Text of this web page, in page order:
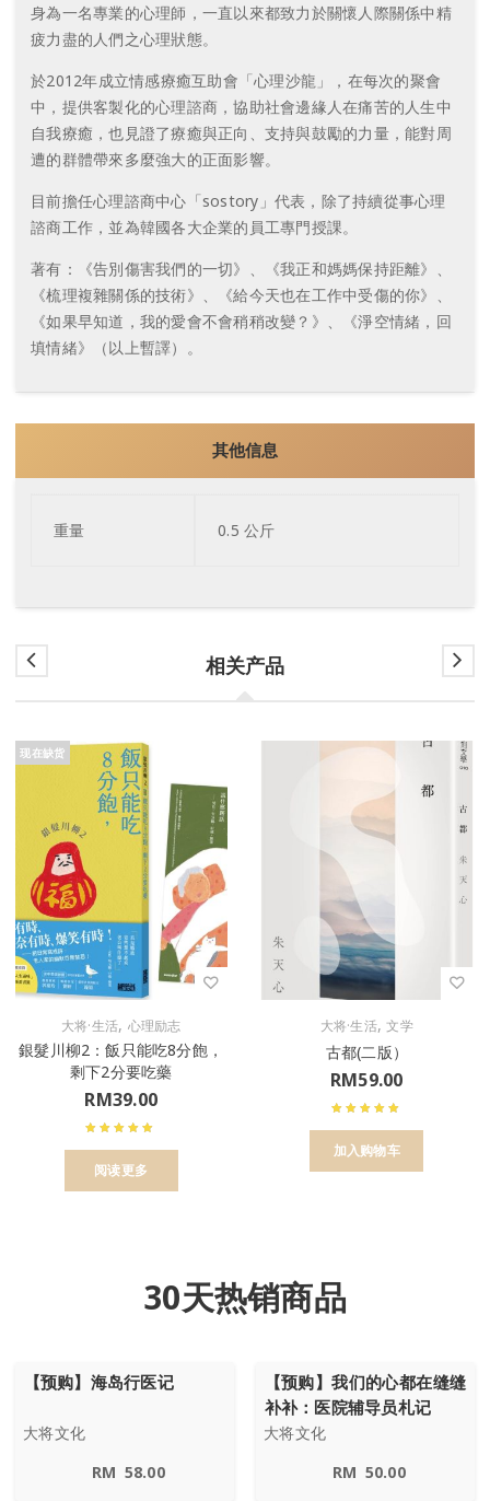
身為一名專業的心理師，一直以來都致力於關懷人際關係中精
疲力盡的人們之心理狀態。
於2012年成立情感療癒互助會「心理沙龍」，在每次的聚會
中，提供客製化的心理諮商，協助社會邊緣人在痛苦的人生中
自我療癒，也見證了療癒與正向、支持與鼓勵的力量，能對周
遭的群體帶來多麼強大的正面影響。
目前擔任心理諮商中心「sostory」代表，除了持續從事心理
諮商工作，並為韓國各大企業的員工專門授課。
著有：《告別傷害我們的一切》、《我正和媽媽保持距離》、
《梳理複雜關係的技術》、《給今天也在工作中受傷的你》、
《如果早知道，我的愛會不會稍稍改變？》、《淨空情緒，回
填情緒》（以上暫譯）。
其他信息
重量 0.5 公斤
相关产品
现在缺货
大将·生活, 心理励志
銀髮川柳2：飯只能吃8分飽，
剩下2分要吃藥
RM39.00
阅读更多
大将·生活,文学
古都(二版）
RM59.00
加入购物车
30天热销商品
【预购】海岛行医记
大将文化
RM 58.00
【预购】我们的心都在缝缝
补补：医院辅导员札记
大将文化
RM 50.00